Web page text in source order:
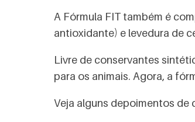
A Fórmula FIT também é
antioxidante) e levedura de
Livre de conservantes
para os animais. Agora, a
Veja alguns depoimentos de